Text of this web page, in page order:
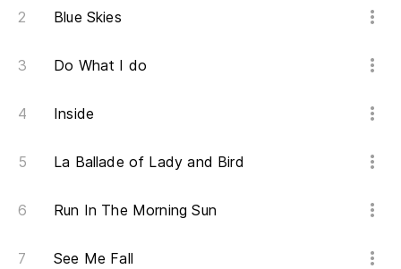
Blue Skies
Do What I do
Inside
La Ballade of Lady and Bird
Run In The Morning Sun
See Me Fall